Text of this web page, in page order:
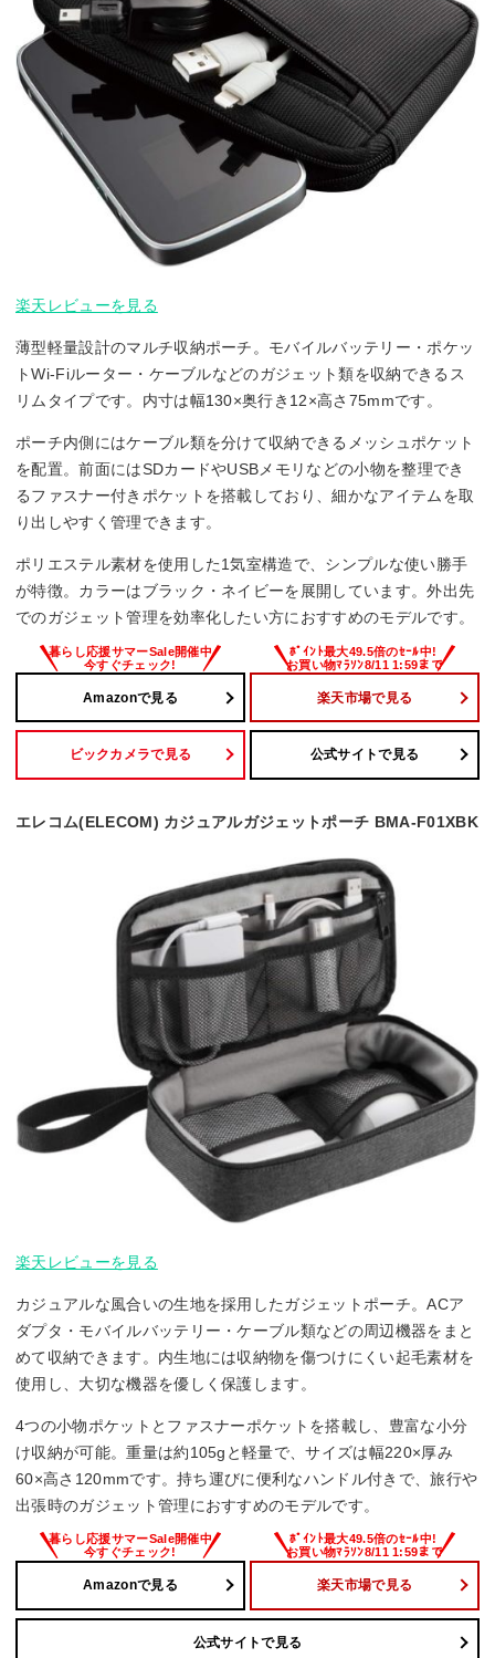
楽天レビューを見る
薄型軽量設計のマルチ収納ポーチ。モバイルバッテリー・ポケッ
トWi-Fiルーター・ケーブルなどのガジェット類を収納できるス
リムタイプです。内寸は幅130×奥行き12×高さ75mmです。
ポーチ内側にはケーブル類を分けて収納できるメッシュポケット
を配置。前面にはSDカードやUSBメモリなどの小物を整理でき
るファスナー付きポケットを搭載しており、細かなアイテムを取
り出しやすく管理できます。
ポリエステル素材を使用した1気室構造で、シンプルな使い勝手
が特徴。カラーはブラック・ネイビーを展開しています。外出先
でのガジェット管理を効率化したい方におすすめのモデルです。
Amazonで見る 楽天市場で見る
ビックカメラで見る 公式サイトで見る
エレコム(ELECOM) カジュアルガジェットポーチ BMA-F01XBK
楽天レビューを見る
カジュアルな風合いの生地を採用したガジェットポーチ。ACア
ダプタ・モバイルバッテリー・ケーブル類などの周辺機器をまと
めて収納できます。内生地には収納物を傷つけにくい起毛素材を
使用し、大切な機器を優しく保護します。
4つの小物ポケットとファスナーポケットを搭載し、豊富な小分
け収納が可能。重量は約105gと軽量で、サイズは幅220×厚み
60×高さ120mmです。持ち運びに便利なハンドル付きで、旅行や
出張時のガジェット管理におすすめのモデルです。
Amazonで見る 楽天市場で見る
公式サイトで見る